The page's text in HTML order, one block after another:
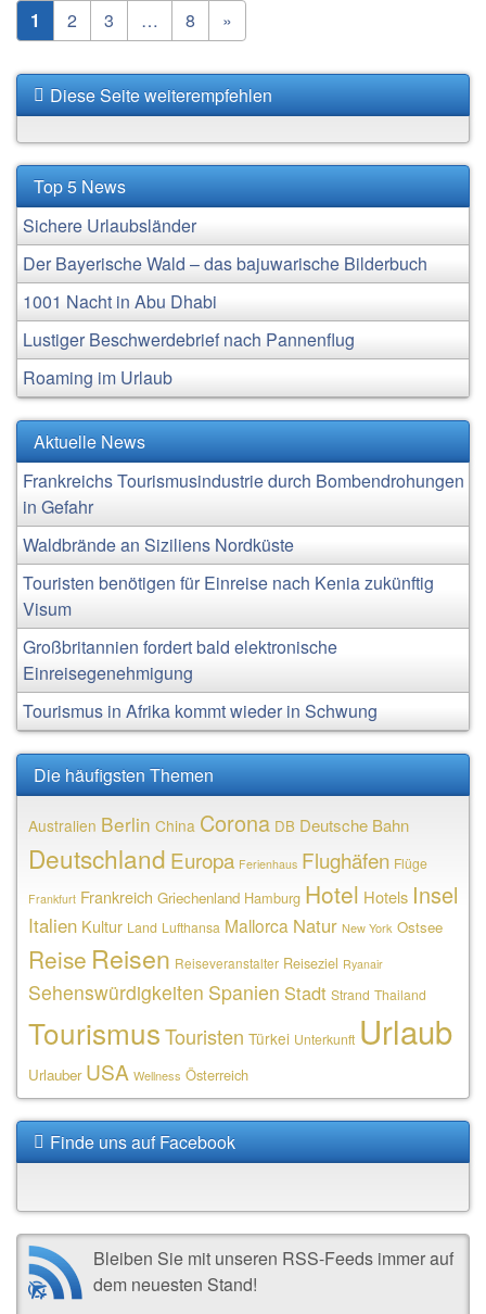
1 2 3 … 8 »
Diese Seite weiterempfehlen
Top 5 News
Sichere Urlaubsländer
Der Bayerische Wald – das bajuwarische Bilderbuch
1001 Nacht in Abu Dhabi
Lustiger Beschwerdebrief nach Pannenflug
Roaming im Urlaub
Aktuelle News
Frankreichs Tourismusindustrie durch Bombendrohungen
in Gefahr
Waldbrände an Siziliens Nordküste
Touristen benötigen für Einreise nach Kenia zukünftig
Visum
Großbritannien fordert bald elektronische
Einreisegenehmigung
Tourismus in Afrika kommt wieder in Schwung
Die häufigsten Themen
Australien Berlin China Corona DB Deutsche Bahn
Deutschland Europa Ferienhaus Flughäfen Flüge
Frankfurt Frankreich Griechenland Hamburg Hotel Hotels Insel
Italien Kultur Land Lufthansa Mallorca Natur New York Ostsee
Reise Reisen Reiseveranstalter Reiseziel Ryanair
Sehenswürdigkeiten Spanien Stadt Strand Thailand
TourismusTouristen Türkei Unterkunft Urlaub
Urlauber USA Wellness Österreich
Finde uns auf Facebook
Bleiben Sie mit unseren RSS-Feeds immer auf
dem neuesten Stand!